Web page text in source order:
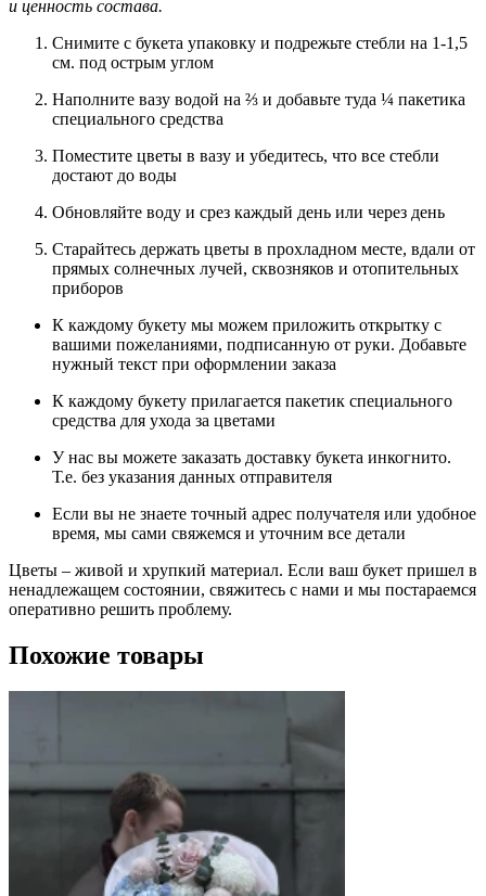
и ценность состава.
Снимите с букета упаковку и подрежьте стебли на 1-1,5
см. под острым углом
Наполните вазу водой на ⅔ и добавьте туда ¼ пакетика
специального средства
Поместите цветы в вазу и убедитесь, что все стебли
достают до воды
Обновляйте воду и срез каждый день или через день
Старайтесь держать цветы в прохладном месте, вдали от
прямых солнечных лучей, сквозняков и отопительных
приборов
К каждому букету мы можем приложить открытку с
вашими пожеланиями, подписанную от руки. Добавьте
нужный текст при оформлении заказа
К каждому букету прилагается пакетик специального
средства для ухода за цветами
У нас вы можете заказать доставку букета инкогнито.
Т.е. без указания данных отправителя
Если вы не знаете точный адрес получателя или удобное
время, мы сами свяжемся и уточним все детали
Цветы – живой и хрупкий материал. Если ваш букет пришел в
ненадлежащем состоянии, свяжитесь с нами и мы постараемся
оперативно решить проблему.
Похожие товары